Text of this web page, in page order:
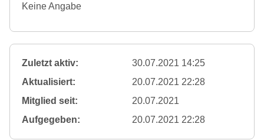
Keine Angabe
Zuletzt aktiv:
30.07.2021 14:25
Aktualisiert:
20.07.2021 22:28
Mitglied seit:
20.07.2021
Aufgegeben:
20.07.2021 22:28